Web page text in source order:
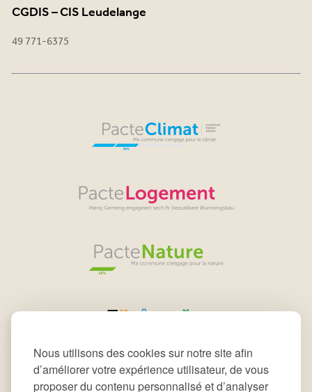
Nous utilisons des cookies sur notre site afin
d’améliorer votre expérience utilisateur, de vous
proposer du contenu personnalisé et d’analyser
CGDIS – CIS Leudelange
49 771-6375